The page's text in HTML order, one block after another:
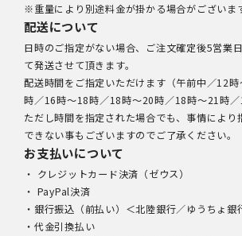
※重量により別途料金が掛かる場合がございま
配送について
日時のご指定がない場合、ご注文確定後5営業
て発送させて頂きます。
配送時間をご指定いただけます（午前中／12
時／16時～18時／18時～20時／18時～21時／
ただし時間を指定された場合でも、事情により
できない事もございますのでご了承ください。
お支払いについて
・ クレジットカード決済（ゼウス）
・ PayPal決済
・銀行振込（前払い）＜北陸銀行／ゆうちょ銀
・代金引換払い